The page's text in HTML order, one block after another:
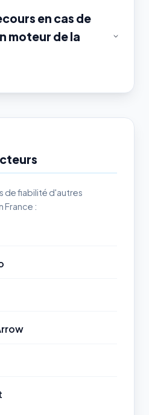
en cas de
moteur de la
de fiabilité d'autres
France :